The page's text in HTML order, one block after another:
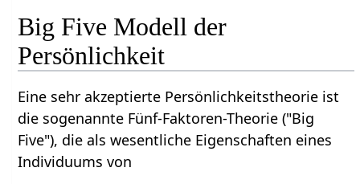
Big Five Modell der
Persönlichkeit
Eine sehr akzeptierte Persönlichkeitstheorie ist
die sogenannte Fünf-Faktoren-Theorie ("Big
Five"), die als wesentliche Eigenschaften eines
Individuums von